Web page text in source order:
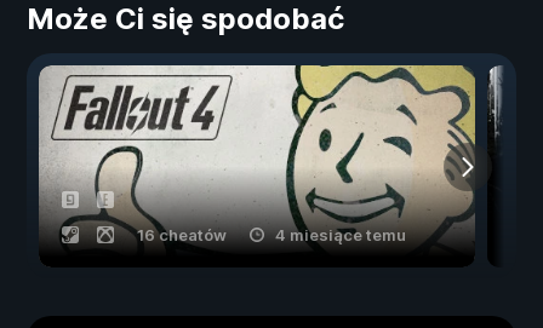
Może Ci się spodobać
16 cheatów 4 miesiące temu